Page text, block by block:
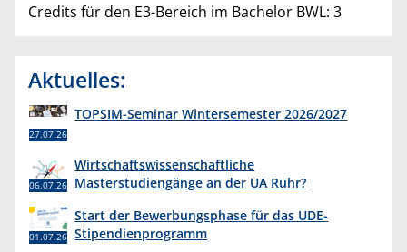
Credits für den E3-Bereich im Bachelor BWL: 3
Aktuelles:
TOPSIM-Seminar Wintersemester 2026/2027
27.07.26
Wirtschaftswissenschaftliche
Masterstudiengänge an der UA Ruhr?
06.07.26
Start der Bewerbungsphase für das UDE-
Stipendienprogramm
01.07.26